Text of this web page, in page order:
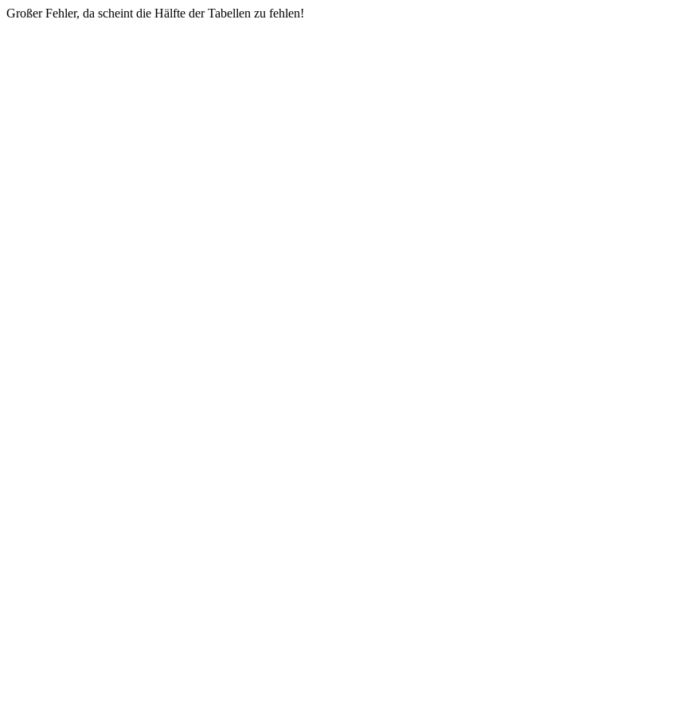
Großer Fehler, da scheint die Hälfte der Tabellen zu fehlen!